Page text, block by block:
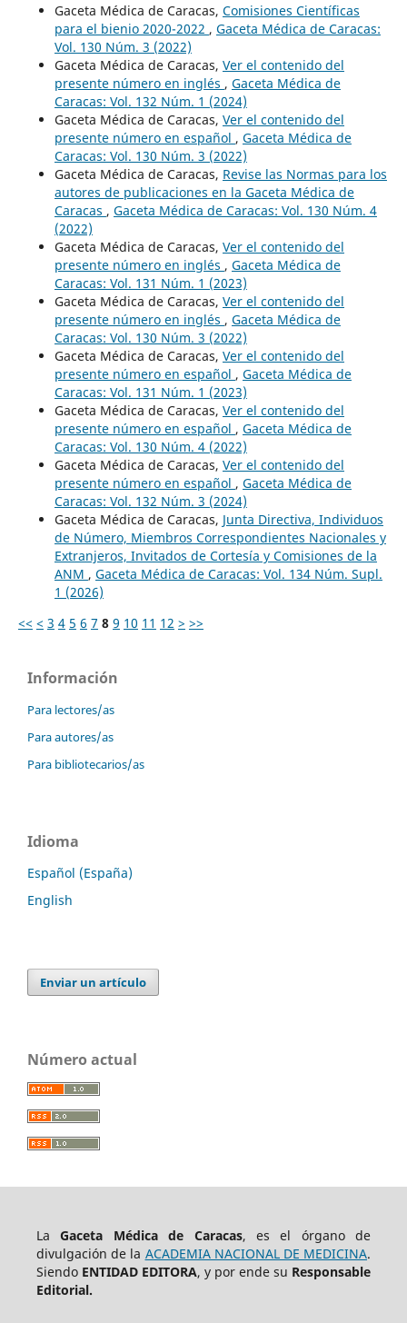
Gaceta Médica de Caracas, Comisiones Científicas
para el bienio 2020-2022 , Gaceta Médica de Caracas:
Vol. 130 Núm. 3 (2022)
Gaceta Médica de Caracas, Ver el contenido del
presente número en inglés , Gaceta Médica de
Caracas: Vol. 132 Núm. 1 (2024)
Gaceta Médica de Caracas, Ver el contenido del
presente número en español , Gaceta Médica de
Caracas: Vol. 130 Núm. 3 (2022)
Gaceta Médica de Caracas, Revise las Normas para los
autores de publicaciones en la Gaceta Médica de
Caracas , Gaceta Médica de Caracas: Vol. 130 Núm. 4
(2022)
Gaceta Médica de Caracas, Ver el contenido del
presente número en inglés , Gaceta Médica de
Caracas: Vol. 131 Núm. 1 (2023)
Gaceta Médica de Caracas, Ver el contenido del
presente número en inglés , Gaceta Médica de
Caracas: Vol. 130 Núm. 3 (2022)
Gaceta Médica de Caracas, Ver el contenido del
presente número en español , Gaceta Médica de
Caracas: Vol. 131 Núm. 1 (2023)
Gaceta Médica de Caracas, Ver el contenido del
presente número en español , Gaceta Médica de
Caracas: Vol. 130 Núm. 4 (2022)
Gaceta Médica de Caracas, Ver el contenido del
presente número en español , Gaceta Médica de
Caracas: Vol. 132 Núm. 3 (2024)
Gaceta Médica de Caracas, Junta Directiva, Individuos
de Número, Miembros Correspondientes Nacionales y
Extranjeros, Invitados de Cortesía y Comisiones de la
ANM , Gaceta Médica de Caracas: Vol. 134 Núm. Supl.
1 (2026)
<< < 3 4 5 6 7 8 9 10 11 12 > >>
Información
Para lectores/as
Para autores/as
Para bibliotecarios/as
Idioma
Español (España)
English
Enviar un artículo
Número actual
LaGaceta Médica de Caracas, es el órgano de
divulgación de la ACADEMIA NACIONAL DE MEDICINA.
Siendo ENTIDAD EDITORA, y por ende su Responsable
Editorial.